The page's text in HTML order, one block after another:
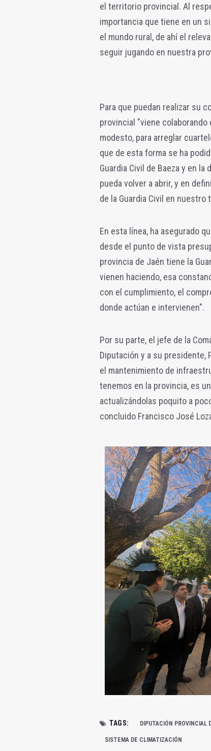
el territorio provincial. Al
importancia que tiene en un
el mundo rural, de ahí el
seguir jugando en nuestra
Para que puedan realizar su
provincial "viene
modesto, para arreglar
que de esta forma se ha
Guardia Civil de Baeza y en
pueda volver a abrir, y en
de la Guardia Civil en nuestro
En esta línea, ha asegurado
desde el punto de vista
provincia de Jaén tiene la
vienen haciendo, esa
con el cumplimiento, el
donde actúan e intervienen".
Por su parte, el jefe de la
Diputación y a su presidente,
el mantenimiento de
tenemos en la provincia, es
actualizándolas poquito a
concluido Francisco José
TAGS: DIPUTACIÓN PROVINCIAL
SISTEMA DE CLIMATIZACIÓN